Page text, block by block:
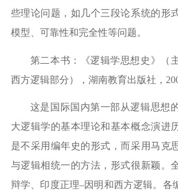
些理论问题，如几个三段论系统的形
模型、可靠性和完全性等问题。
第二本书：《逻辑学思想史》（
西方逻辑部分），湖南教育出版社，
这是国际国内第一部从逻辑思想
大逻辑学的基本理论和基本概念演进
是不采用编年史的形式，而采用马克
与逻辑相统一的方法，形式很新颖。
辩学、印度正理–因明和西方逻辑。各